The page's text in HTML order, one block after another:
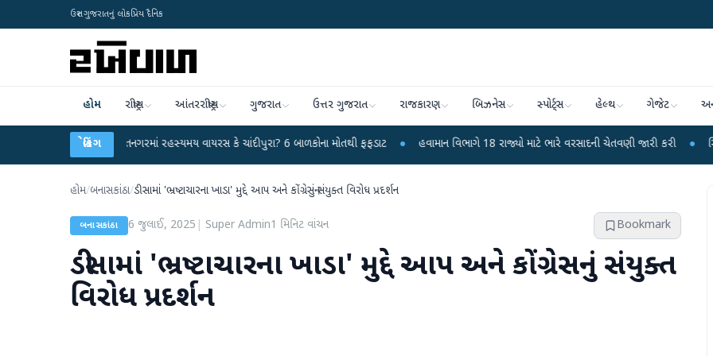
ઉત્તર ગુજરાતનું લોકપ્રિય દૈનિક
હોમ રાષ્ટ્રીય આંતરરાષ્ટ્રીય ગુજરાત ઉત્તર ગુજરાત રાજકારણ બિઝનેસ સ્પોર્ટ્સ હેલ્થ ગેજેટ
બ્રેકિંગ
હિંમતનગરમાં રહસ્યમય વાયરસ કે ચાંદીપુરા? 6 બાળકોના મોતથી ફફડાટ ● હવામાન વિભાગે 18 રાજ્યો માટે ભારે વરસાદની ચેતવણી જારી કરી ● સિદ્ધપુરથી
હોમ/બનાસકાંઠા/ડીસામાં 'ભ્રષ્ટાચારના ખાડા' મુદ્દે આપ અને કોંગ્રેસનું સંયુક્ત વિરોધ પ્રદર્શન
બનાસકાંઠા 6 જુલાઈ, 2025 Super Admin1 મિનિટ વાંચન Bookmark
ડીસામાં 'ભ્રષ્ટાચારના ખાડા' મુદ્દે આપ અને કોંગ્રેસનું સંયુક્ત
વિરોધ પ્રદર્શન